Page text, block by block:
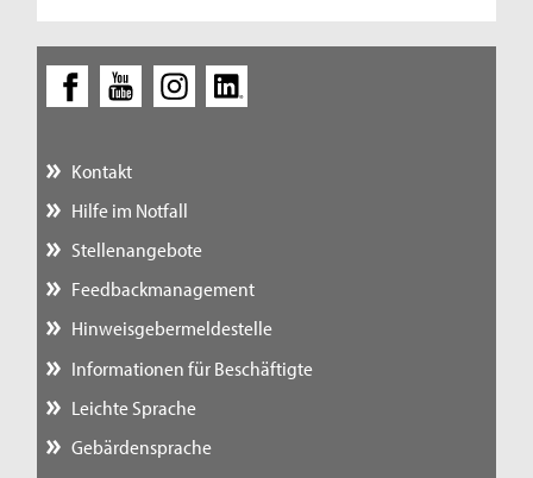
Kontakt
Hilfe im Notfall
Stellenangebote
Feedbackmanagement
Hinweisgebermeldestelle
Informationen für Beschäftigte
Leichte Sprache
Gebärdensprache